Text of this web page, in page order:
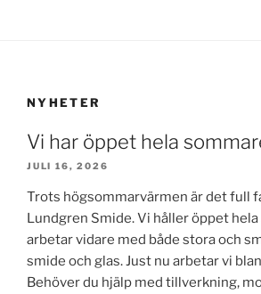
NYHETER
Vi har öppet hela
JULI 16, 2026
Trots högsommarvärmen är det full
Lundgren Smide. Vi håller öppet
arbetar vidare med både stora och
smide och glas. Just nu arbetar vi
Behöver du hjälp med tillverkning,